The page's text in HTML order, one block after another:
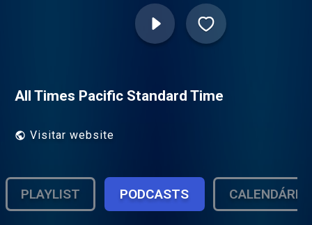
All Times Pacific Standard Time
Visitar website
PLAYLIST PODCASTS CALENDÁRIO